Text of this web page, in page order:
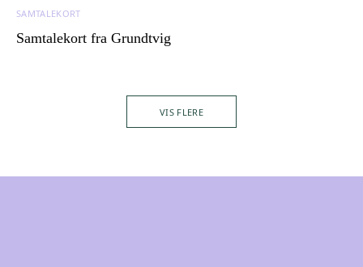
SAMTALEKORT
Samtalekort fra Grundtvig
VIS FLERE